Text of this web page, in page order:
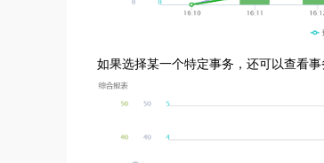
如果选择某一个特定事务，还可以查看